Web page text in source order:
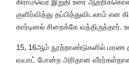
குளிர்வித்து தப்பித்துவிடலாம்
கார்டினல் சிறைக்கே வந்திருந்தார்.
15, 16ஆம் நூற்றாண்டுகளில் மரண
வயாட் போன்ற அரிதான வீரர்கள்தான்